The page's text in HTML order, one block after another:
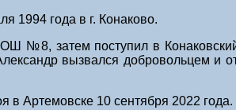
1994 года в г. Конаково.
№8, затем поступил в
вызвался добровольцем и
в Артемовске 10 сентября 2022 года.